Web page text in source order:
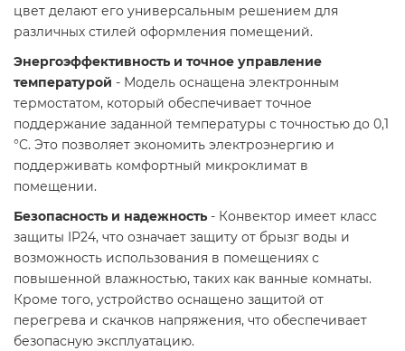
цвет делают его универсальным решением для
различных стилей оформления помещений.​
Энергоэффективность и точное управление
температурой - Модель оснащена электронным
термостатом, который обеспечивает точное
поддержание заданной температуры с точностью до 0,1
°C. Это позволяет экономить электроэнергию и
поддерживать комфортный микроклимат в
помещении.​
Безопасность и надежность - Конвектор имеет класс
защиты IP24, что означает защиту от брызг воды и
возможность использования в помещениях с
повышенной влажностью, таких как ванные комнаты.
Кроме того, устройство оснащено защитой от
перегрева и скачков напряжения, что обеспечивает
безопасную эксплуатацию.​